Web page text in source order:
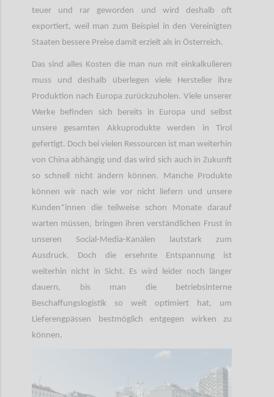
teuer und rar geworden und wird deshalb oft
exportiert, weil man zum Beispiel in den Vereinigten
Staaten bessere Preise damit erzielt als in Österreich.
Das sind alles Kosten die man nun mit einkalkulieren
muss und deshalb überlegen viele Hersteller ihre
Produktion nach Europa zurückzuholen. Viele unserer
Werke befinden sich bereits in Europa und selbst
unsere gesamten Akkuprodukte werden in Tirol
gefertigt. Doch bei vielen Ressourcen ist man weiterhin
von China abhängig und das wird sich auch in Zukunft
so schnell nicht ändern können. Manche Produkte
können wir nach wie vor nicht liefern und unsere
Kunden*innen die teilweise schon Monate darauf
warten müssen, bringen ihren verständlichen Frust in
unseren Social-Media-Kanälen lautstark zum
Ausdruck. Doch die ersehnte Entspannung ist
weiterhin nicht in Sicht. Es wird leider noch länger
dauern, bis man die betriebsinterne
Beschaffungslogistik so weit optimiert hat, um
Lieferengpässen bestmöglich entgegen wirken zu
können.